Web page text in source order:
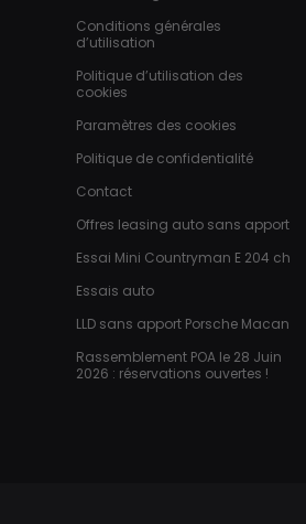
Conditions générales
d’utilisation
Politique d’utilisation des
cookies
Paramètres des cookies
Politique de confidentialité
Contact
Offres leasing auto sans apport
Essai Mini Countryman E 204 ch
Essais auto
LLD sans apport Porsche Macan
Rassemblement POA le 28 Juin
2026 : réservations ouvertes !